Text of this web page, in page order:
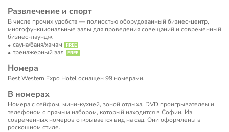
Развлечение и спорт
В числе прочих удобств — полностью оборудованный бизнес-центр,
многофункциональные залы для проведения совещаний и современный
бизнес-лаундж.
сауна/баня/хамам
тренажерный зал
Номера
Best Western Expo Hotel оснащен 99 номерами.
В номерах
Номера с сейфом, мини-кухней, зоной отдыха, DVD проигрывателем и
телефоном с прямым набором, который находится в Софии. Из
современных номеров открывается вид на сад. Они оформлены в
роскошном стиле.